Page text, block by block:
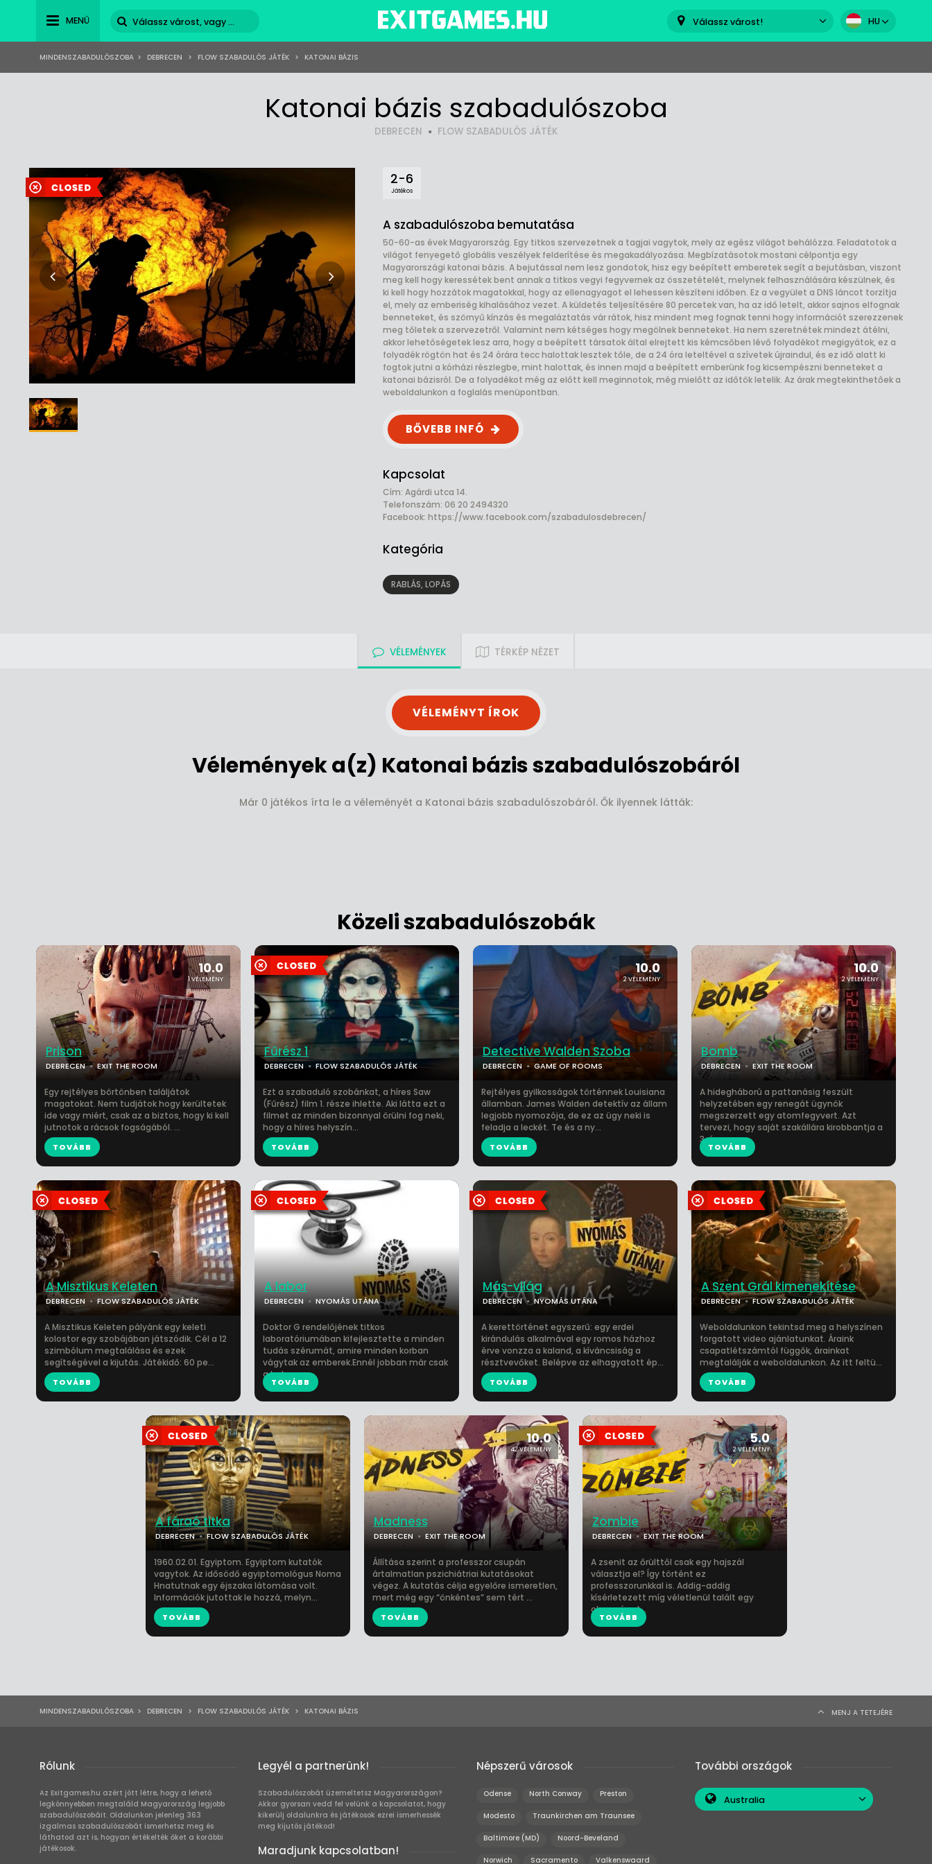
MENÜ Válassz várost! HU
MINDENSZABADULÓSZOBA > DEBRECEN > FLOW SZABADULÓS JÁTÉK > KATONAI BÁZIS
Katonai bázis szabadulószoba
DEBRECEN FLOW SZABADULÓS JÁTÉK
2-6
Játékos
A szabadulószoba bemutatása
50-60-as évek Magyarország. Egy titkos szervezetnek a tagjai vagytok, mely az egész világot behálózza. Feladatotok a
világot fenyegető globális veszélyek felderítése és megakadályozása. Megbízatásotok mostani célpontja egy
Magyarországi katonai bázis. A bejutással nem lesz gondotok, hisz egy beépített emberetek segít a bejutásban, viszont
meg kell hogy keressétek bent annak a titkos vegyi fegyvernek az összetételét, melynek felhasználására készülnek, és
ki kell hogy hozzátok magatokkal, hogy az ellenagyagot el lehessen készíteni időben. Ez a vegyület a DNS láncot torzítja
el, mely az emberiség kihalásához vezet. A küldetés teljesítésére 80 percetek van, ha az idő letelt, akkor sajnos elfognak
benneteket, és szörnyű kínzás és megaláztatás vár rátok, hisz mindent meg fognak tenni hogy információt szerezzenek
meg tőletek a szervezetről. Valamint nem kétséges hogy megölnek benneteket. Ha nem szeretnétek mindezt átélni,
akkor lehetőségetek lesz arra, hogy a beépített társatok által elrejtett kis kémcsőben lévő folyadékot megigyátok, ez a
folyadék rögtön hat és 24 órára tecc halottak lesztek tőle, de a 24 óra leteltével a szívetek újraindul, és ez idő alatt ki
fogtok jutni a kórházi részlegbe, mint halottak, és innen majd a beépített emberünk fog kicsempészni benneteket a
katonai bázisról. De a folyadékot még az előtt kell meginnotok, még mielőtt az időtök letelik. Az árak megtekinthetőek a
weboldalunkon a foglalás menüpontban.
BŐVEBB INFÓ
Kapcsolat
Cím: Agárdi utca 14.
Telefonszám: 06 20 2494320
Facebook: https://www.facebook.com/szabadulosdebrecen/
Kategória
RABLÁS, LOPÁS
VÉLEMÉNYEK TÉRKÉP NÉZET
VÉLEMÉNYT ÍROK
Vélemények a(z) Katonai bázis szabadulószobáról
Már 0 játékos írta le a véleményét a Katonai bázis szabadulószobáról. Ők ilyennek látták:
Közeli szabadulószobák
10.0
1 VÉLEMÉNY
Prison
DEBRECEN EXIT THE ROOM
Egy rejtélyes börtönben találjátok
magatokat. Nem tudjátok hogy kerültetek
ide vagy miért, csak az a biztos, hogy ki kell
jutnotok a rácsok fogságából. ...
TOVÁBB
Fűrész 1
DEBRECEN FLOW SZABADULÓS JÁTÉK
Ezt a szabaduló szobánkat, a híres Saw
(Fűrész) film 1. része ihlette. Aki látta ezt a
filmet az minden bizonnyal örülni fog neki,
hogy a híres helyszín...
TOVÁBB
10.0
2 VÉLEMÉNY
Detective Walden Szoba
DEBRECEN GAME OF ROOMS
Rejtélyes gyilkosságok történnek Louisiana
államban. James Walden detektív az állam
legjobb nyomozója, de ez az ügy neki is
feladja a leckét. Te és a ny...
TOVÁBB
10.0
2 VÉLEMÉNY
Bomb
DEBRECEN EXIT THE ROOM
A hidegháború a pattanásig feszült
helyzetében egy renegát ügynök
megszerzett egy atomfegyvert. Azt
tervezi, hogy saját szakállára kirobbantja a
3. és e...
TOVÁBB
A Misztikus Keleten
DEBRECEN FLOW SZABADULÓS JÁTÉK
A Misztikus Keleten pályánk egy keleti
kolostor egy szobájában játszódik. Cél a 12
szimbólum megtalálása és ezek
segítségével a kijutás. Játékidő: 60 pe...
TOVÁBB
A labor
DEBRECEN NYOMÁS UTÁNA
Doktor G rendelőjének titkos
laboratóriumában kifejlesztette a minden
tudás szérumát, amire minden korban
vágytak az emberek.Ennél jobban már csak
a hal...
TOVÁBB
Más-világ
DEBRECEN NYOMÁS UTÁNA
A kerettörténet egyszerű: egy erdei
kirándulás alkalmával egy romos házhoz
érve vonzza a kaland, a kíváncsiság a
résztvevőket. Belépve az elhagyatott ép...
TOVÁBB
A Szent Grál kimenekítése
DEBRECEN FLOW SZABADULÓS JÁTÉK
Weboldalunkon tekintsd meg a helyszínen
forgatott video ajánlatunkat. Áraink
csapatlétszámtól függők, árainkat
megtalálják a weboldalunkon. Az itt feltü...
TOVÁBB
A fáraó titka
DEBRECEN FLOW SZABADULÓS JÁTÉK
1960.02.01. Egyiptom. Egyiptom kutatók
vagytok. Az idősödő egyiptomológus Noma
Hnatutnak egy éjszaka látomása volt.
Információk jutottak le hozzá, melyn...
TOVÁBB
10.0
42 VÉLEMÉNY
Madness
DEBRECEN EXIT THE ROOM
Állítása szerint a professzor csupán
ártalmatlan pszichiátriai kutatásokat
végez. A kutatás célja egyelőre ismeretlen,
mert még egy “önkéntes” sem tért ...
TOVÁBB
5.0
2 VÉLEMÉNY
Zombie
DEBRECEN EXIT THE ROOM
A zsenit az őrülttől csak egy hajszál
választja el? Így történt ez
professzorunkkal is. Addig-addig
kísérletezett míg véletlenül talált egy
olyan vírust...
TOVÁBB
MINDENSZABADULÓSZOBA > DEBRECEN > FLOW SZABADULÓS JÁTÉK > KATONAI BÁZIS MENJ A TETEJÉRE
Rólunk
Az Exitgames.hu azért jött létre, hogy a lehető
legkönnyebben megtaláld Magyarország legjobb
szabadulószobáit. Oldalunkon jelenleg 363
izgalmas szabadulószobát ismerhetsz meg és
láthatod azt is, hogyan értékelték őket a korábbi
játékosok.
Legyél a partnerünk!
Szabadulószobát üzemeltetsz Magyarországon?
Akkor gyorsan vedd fel velünk a kapcsolatot, hogy
kikerülj oldalunkra és játékosok ezrei ismerhessék
meg kijutós játékod!
Maradjunk kapcsolatban!
Népszerű városok
Odense North Conway Preston
Modesto Traunkirchen am Traunsee
Baltimore (MD) Noord-Beveland
Norwich Sacramento Valkenswaard
További országok
Australia